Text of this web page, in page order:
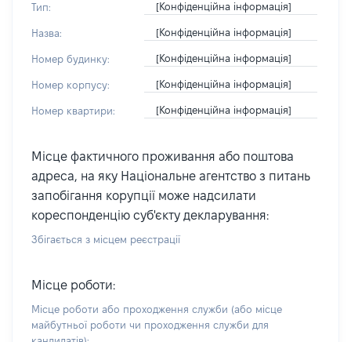
Тип: [Конфіденційна інформація]
Назва: [Конфіденційна інформація]
Номер будинку: [Конфіденційна інформація]
Номер корпусу: [Конфіденційна інформація]
Номер квартири: [Конфіденційна інформація]
Місце фактичного проживання або поштова
адреса, на яку Національне агентство з питань
запобігання корупції може надсилати
кореспонденцію суб'єкту декларування:
Збігається з місцем реєстрації
Місце роботи:
Місце роботи або проходження служби (або місце
майбутньої роботи чи проходження служби для